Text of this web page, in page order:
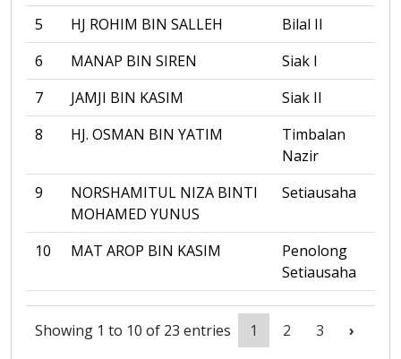
5 HJ ROHIM BIN SALLEH
Bilal II
6
MANAP BIN SIREN
Siak I
7
JAMJI BIN KASIM
Siak II
8
HJ. OSMAN BIN YATIM
Timbalan
Nazir
9
NORSHAMITUL NIZA BINTI
MOHAMED YUNUS
Setiausaha
10 MAT AROP BIN KASIM
Penolong
Setiausaha
Showing 1 to 10 of 23 entries 1 2 3 ›